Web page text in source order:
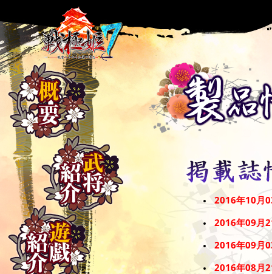
2016年10月
2016年09月
2016年09月
2016年08月